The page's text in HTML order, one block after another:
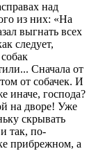
над
из них: «На
выгнать всех
следует,
Сначала от
от собачек. И
иначе, господа?
на дворе! Уже
скрывать
так, по-
прибрежном, а